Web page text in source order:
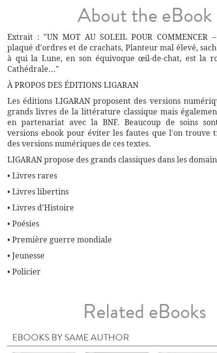
About the eBook
Extrait : "UN MOT AU SOLEIL POUR COMMENCER
plaqué d'ordres et de crachats, Planteur mal élevé,
à qui la Lune, en son équivoque œil-de-chat, est la
Cathédrale..."
À PROPOS DES ÉDITIONS LIGARAN
Les éditions LIGARAN proposent des versions
grands livres de la littérature classique mais
en partenariat avec la BNF. Beaucoup de soins
versions ebook pour éviter les fautes que l'on trouve
des versions numériques de ces textes.
LIGARAN propose des grands classiques dans les
• Livres rares
• Livres libertins
• Livres d'Histoire
• Poésies
• Première guerre mondiale
• Jeunesse
• Policier
Related eBooks
EBOOKS BY SAME AUTHOR